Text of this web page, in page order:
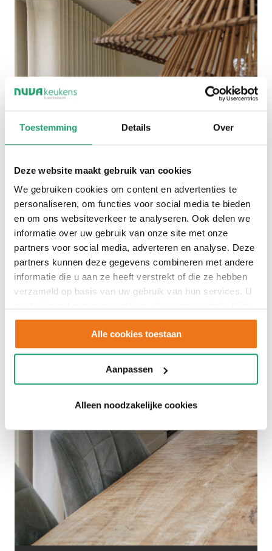
Toestemming Details Over
Deze website maakt gebruik van cookies
We gebruiken cookies om content en advertenties te
personaliseren, om functies voor social media te bieden
en om ons websiteverkeer te analyseren. Ook delen we
informatie over uw gebruik van onze site met onze
partners voor social media, adverteren en analyse. Deze
partners kunnen deze gegevens combineren met andere
informatie die u aan ze heeft verstrekt of die ze hebben
verzameld op basis van uw gebruik van hun services. U
gebruiken.
Alle cookies toestaan
Aanpassen
Alleen noodzakelijke cookies